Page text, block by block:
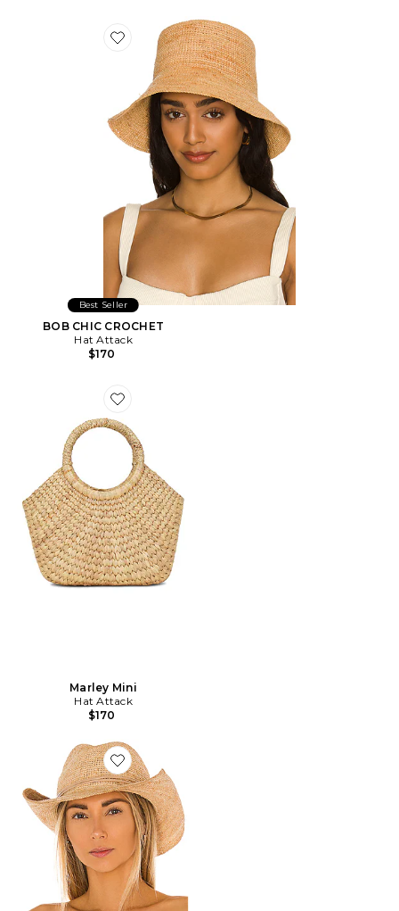
Favorite BOB CHIC CROCHET
Best Seller
BOB CHIC CROCHET
Hat Attack
$170
Favorite Marley Mini
Marley Mini
Hat Attack
$170
Favorite CHAPEAU